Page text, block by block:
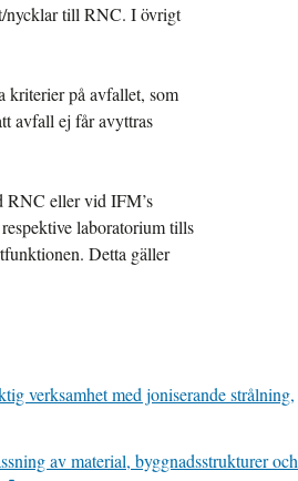
nycklar till RNC. I övrigt
kriterier på avfallet, som
avfall ej får avyttras
RNC eller vid IFM’s
laboratorium tills
Detta gäller
verksamhet med joniserande strålning,
av material, byggnadsstrukturer och